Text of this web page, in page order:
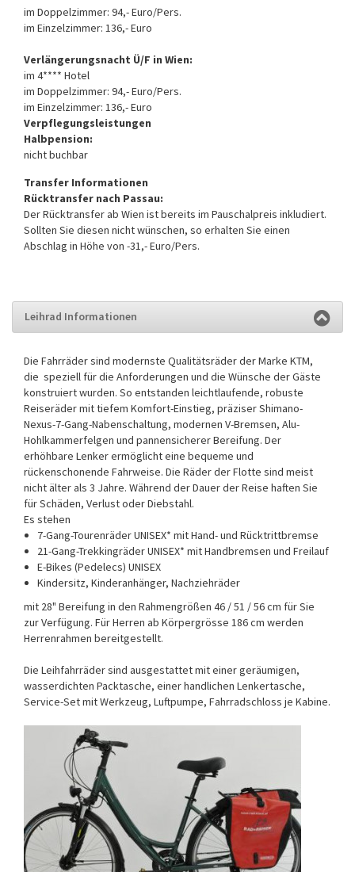
im Doppelzimmer: 94,- Euro/Pers.
im Einzelzimmer: 136,- Euro
Verlängerungsnacht Ü/F in Wien:
im 4**** Hotel
im Doppelzimmer: 94,- Euro/Pers.
im Einzelzimmer: 136,- Euro
Verpflegungsleistungen
Halbpension:
nicht buchbar
Transfer Informationen
Rücktransfer nach Passau:
Der Rücktransfer ab Wien ist bereits im Pauschalpreis inkludiert.
Sollten Sie diesen nicht wünschen, so erhalten Sie einen
Abschlag in Höhe von -31,- Euro/Pers.
Leihrad Informationen
Die Fahrräder sind modernste Qualitätsräder der Marke KTM,
die speziell für die Anforderungen und die Wünsche der Gäste
konstruiert wurden. So entstanden leichtlaufende, robuste
Reiseräder mit tiefem Komfort-Einstieg, präziser Shimano-
Nexus-7-Gang-Nabenschaltung, modernen V-Bremsen, Alu-
Hohlkammerfelgen und pannensicherer Bereifung. Der
erhöhbare Lenker ermöglicht eine bequeme und
rückenschonende Fahrweise. Die Räder der Flotte sind meist
nicht älter als 3 Jahre. Während der Dauer der Reise haften Sie
für Schäden, Verlust oder Diebstahl.
Es stehen
7-Gang-Tourenräder UNISEX* mit Hand- und Rücktrittbremse
21-Gang-Trekkingräder UNISEX* mit Handbremsen und Freilauf
E-Bikes (Pedelecs) UNISEX
Kindersitz, Kinderanhänger, Nachziehräder
mit 28" Bereifung in den Rahmengrößen 46 / 51 / 56 cm für Sie
zur Verfügung. Für Herren ab Körpergrösse 186 cm werden
Herrenrahmen bereitgestellt.
Die Leihfahrräder sind ausgestattet mit einer geräumigen,
wasserdichten Packtasche, einer handlichen Lenkertasche,
Service-Set mit Werkzeug, Luftpumpe, Fahrradschloss je Kabine.